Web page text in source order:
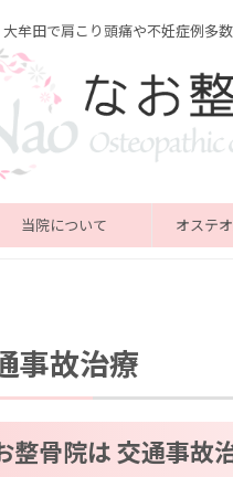
牟田で肩こり頭痛や不妊症例多
当院について オステ
事故治療
整骨院は 交通事故